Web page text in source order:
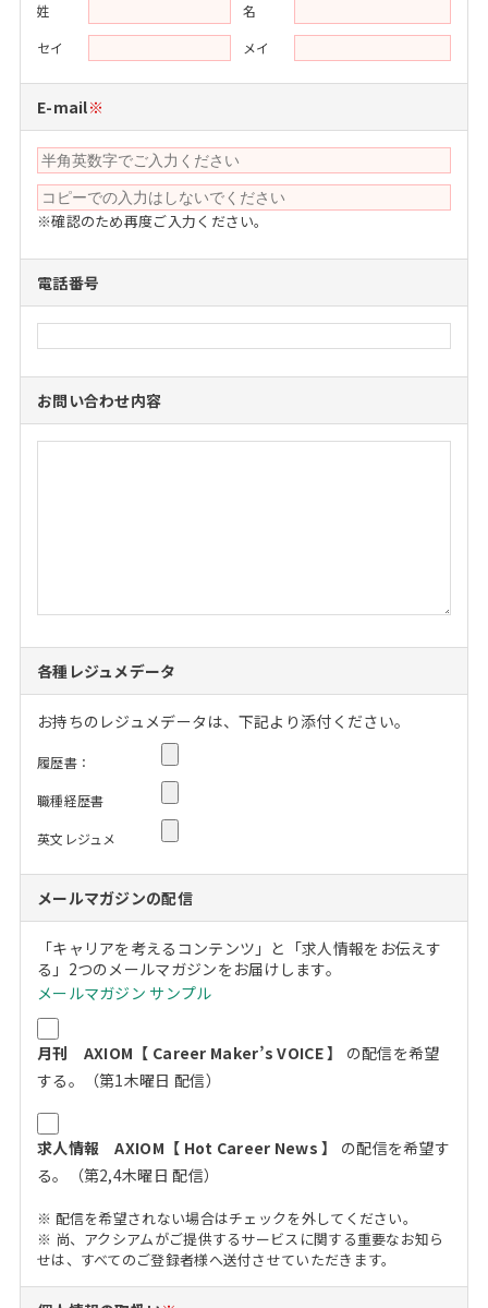
姓
名
セイ
メイ
E-mail※
※確認のため再度ご入力ください。
電話番号
お問い合わせ内容
各種レジュメデータ
お持ちのレジュメデータは、下記より添付ください。
履歴書：
職種経歴書
英文レジュメ
メールマガジンの配信
「キャリアを考えるコンテンツ」と「求人情報をお伝えす
る」2つのメールマガジンをお届けします。
メールマガジン サンプル
月刊 AXIOM【 Career Maker’s VOICE 】
の配信を希望
する。（第1木曜日 配信）
求人情報 AXIOM【 Hot Career News 】
の配信を希望す
る。（第2,4木曜日 配信）
※ 配信を希望されない場合はチェックを外してください。
※ 尚、アクシアムがご提供するサービスに関する重要なお知ら
せは、すべてのご登録者様へ送付させていただきます。